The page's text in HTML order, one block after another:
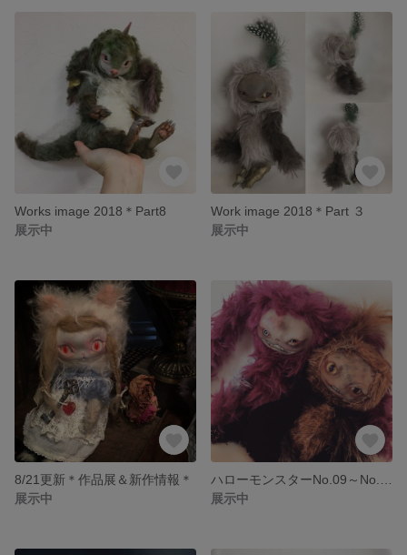
Works image 2018＊Part8
展示中
Work image 2018＊Part ３
展示中
8/21更新＊作品展＆新作情報＊
展示中
展示中